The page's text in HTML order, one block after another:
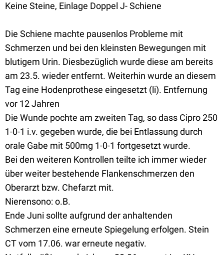
Keine Steine, Einlage Doppel J- Schiene
Die Schiene machte pausenlos Probleme mit
Schmerzen und bei den kleinsten Bewegungen mit
blutigem Urin. Diesbezüglich wurde diese am bereits
am 23.5. wieder entfernt. Weiterhin wurde an diesem
Tag eine Hodenprothese eingesetzt (li). Entfernung
vor 12 Jahren
Die Wunde pochte am zweiten Tag, so dass Cipro 250
1-0-1 i.v. gegeben wurde, die bei Entlassung durch
orale Gabe mit 500mg 1-0-1 fortgesetzt wurde.
Bei den weiteren Kontrollen teilte ich immer wieder
über weiter bestehende Flankenschmerzen den
Oberarzt bzw. Chefarzt mit.
Nierensono: o.B.
Ende Juni sollte aufgrund der anhaltenden
Schmerzen eine erneute Spiegelung erfolgen. Stein
CT vom 17.06. war erneute negativ.